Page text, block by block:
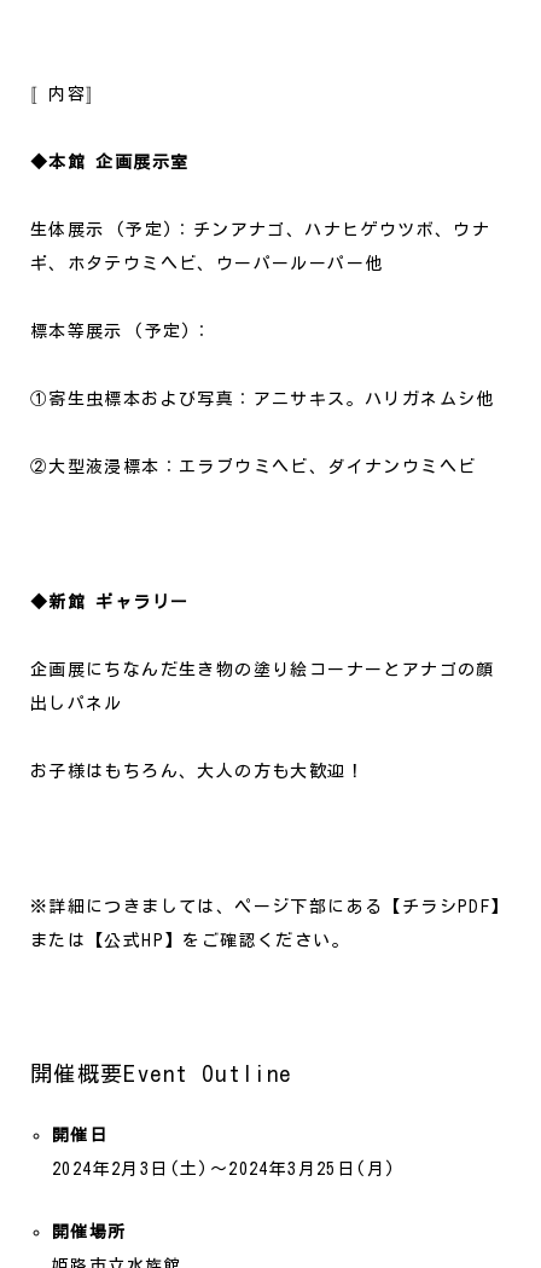
〚内容〛
◆本館 企画展示室
生体展示 (予定)：チンアナゴ、ハナヒゲウツボ、ウナ
ギ、ホタテウミヘビ、ウーパールーパー他
標本等展示 (予定)：
①寄生虫標本および写真：アニサキス。ハリガネムシ他
②大型液浸標本：エラブウミヘビ、ダイナンウミヘビ
◆新館 ギャラリー
企画展にちなんだ生き物の塗り絵コーナーとアナゴの顔
出しパネル
お子様はもちろん、大人の方も大歓迎！
※詳細につきましては、ページ下部にある【チラシPDF】
または【公式HP】をご確認ください。
開催概要Event Outline
開催日
2024年2月3日(土)～2024年3月25日(月)
開催場所